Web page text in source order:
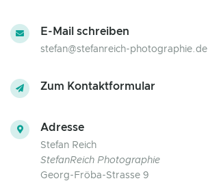
E-Mail schreiben
stefan@stefanreich-photographie.de
Zum Kontaktformular
Adresse
Stefan Reich
StefanReich Photographie
Georg-Fröba-Strasse 9